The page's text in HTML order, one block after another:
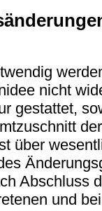
nicht
gestattet,
über
Abschluss
und